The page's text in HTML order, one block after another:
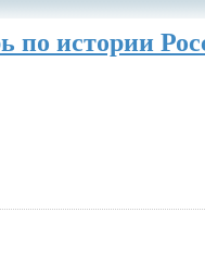
по истории